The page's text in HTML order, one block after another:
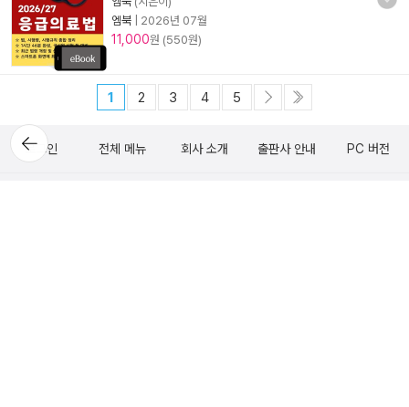
엠북
2026년 07월
11,000원 (550원)
1 2 3 4 5
뒤로가
기
로그인 전체 메뉴 회사 소개 출판사 안내 PC 버전